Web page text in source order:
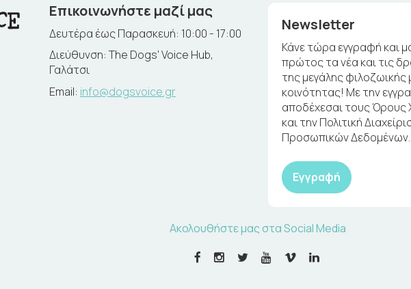
Επικοινωνήστε μαζί μας
Δευτέρα έως Παρασκευή: 10:00 - 17:00
Διεύθυνση: The Dogs' Voice Hub,
Γαλάτσι
Email: info@dogsvoice.gr
Newsletter
Κάνε τώρα εγγραφή και
πρώτος τα νέα και τις
της μεγάλης φιλοζωικής
κοινότητας! Με την
αποδέχεσαι τους Όρους
και την Πολιτική
Προσωπικών Δεδομένων.
Εγγραφή
Ακολουθήστε μας στα Social Media